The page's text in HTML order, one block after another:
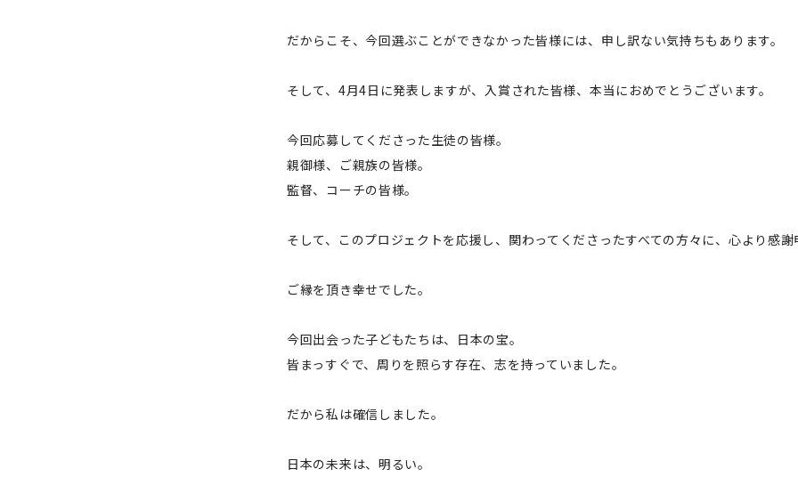
だからこそ、今回選ぶことができなかった皆様には、申し訳ない気持ちもあります。
そして、4月4日に発表しますが、入賞された皆様、本当におめでとうございます。
今回応募してくださった生徒の皆様。
親御様、ご親族の皆様。
監督、コーチの皆様。
そして、このプロジェクトを応援し、関わってくださったすべての方々に、心より感
ご縁を頂き幸せでした。
今回出会った子どもたちは、日本の宝。
皆まっすぐで、周りを照らす存在、志を持っていました。
だから私は確信しました。
日本の未来は、明るい。